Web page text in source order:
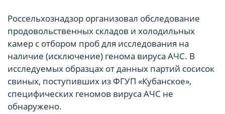
Россельхознадзор организовал обследование
продовольственных складов и холодильных
камер с отбором проб для исследования на
наличие (исключение) генома вируса АЧС. В
исследуемых образцах от данных партий сосисок
свиных, поступивших из ФГУП «Кубанское»,
специфических геномов вируса АЧС не
обнаружено.